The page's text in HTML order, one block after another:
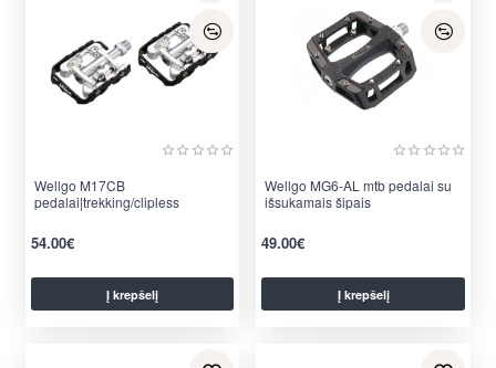
Wellgo M17CB
pedalai|trekking/clipless
54.00€
Į krepšelį
Wellgo MG6-AL mtb pedalai su
išsukamais šipais
49.00€
Į krepšelį